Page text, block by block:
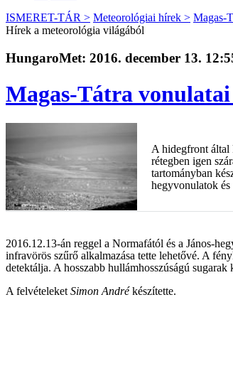
ISMERET-TÁR > Meteorológiai hírek > Magas-
Hírek a meteorológia világából
HungaroMet: 2016. december 13.
Magas-Tátra
A hidegfront által
rétegben igen
tartományban
hegyvonulatok
2016.12.13-án reggel a Normafától és a János-
infravörös szűrő alkalmazása tette lehetővé. A
detektálja. A hosszabb hullámhosszúságú
A felvételeket Simon Andrékészítette.